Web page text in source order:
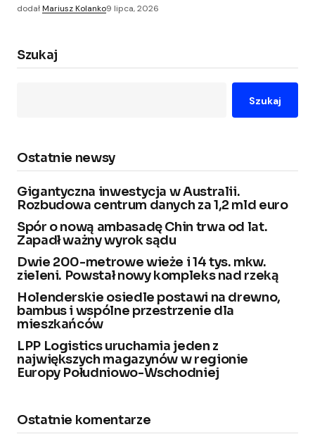
dodałMariusz Kolanko9 lipca, 2026
Szukaj
Szukaj
Ostatnie newsy
Gigantyczna inwestycja w Australii.
Rozbudowa centrum danych za 1,2 mld euro
Spór o nową ambasadę Chin trwa od lat.
Zapadł ważny wyrok sądu
Dwie 200-metrowe wieże i 14 tys. mkw.
zieleni. Powstał nowy kompleks nad rzeką
Holenderskie osiedle postawi na drewno,
bambus i wspólne przestrzenie dla
mieszkańców
LPP Logistics uruchamia jeden z
największych magazynów w regionie
Europy Południowo-Wschodniej
Ostatnie komentarze